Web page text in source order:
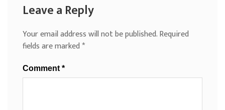
Leave a Reply
Your email address will not be published.Required
fields are marked*
Comment *